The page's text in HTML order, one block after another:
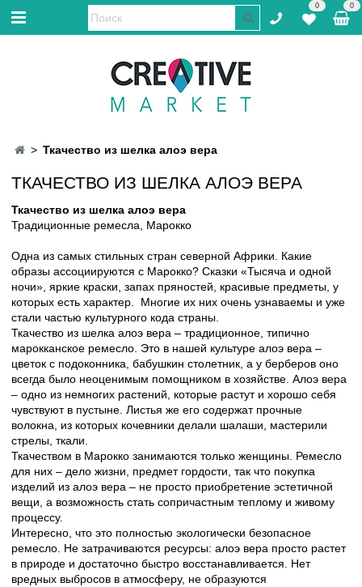
0 0
Ткачество из шелка алоэ вера
ТКАЧЕСТВО ИЗ ШЕЛКА АЛОЭ ВЕРА
Ткачество из шелка алоэ вера
Традиционные ремесла, Марокко
Одна из самых стильных стран северной Африки. Какие
образы ассоциируются с Марокко? Сказки «Тысяча и одной
ночи», яркие краски, запах пряностей, красивые предметы, у
которых есть характер. Многие их них очень узнаваемы и уже
стали частью культурного кода страны.
Ткачество из шелка алоэ вера – традиционное, типично
марокканское ремесло. Это в нашей культуре алоэ вера –
цветок с подоконника, бабушкин столетник, а у берберов оно
всегда было неоценимым помощником в хозяйстве. Алоэ вера
– одно из немногих растений, которые растут и хорошо себя
чувствуют в пустыне. Листья же его содержат прочные
волокна, из которых кочевники делали шалаши, мастерили
стрелы, ткали.
Ткачеством в Марокко занимаются только женщины. Ремесло
для них – дело жизни, предмет гордости, так что покупка
изделий из алоэ вера – не просто приобретение эстетичной
вещи, а возможность стать сопричастным теплому и живому
процессу.
Интересно, что это полностью экологически безопасное
ремесло. Не затрачиваются ресурсы: алоэ вера просто растет
в природе и достаточно быстро восстанавливается. Нет
вредных выбросов в атмосферу, не образуются